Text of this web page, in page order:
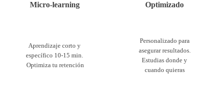
Micro-learning
Aprendizaje corto y
específico 10-15 min.
Optimiza tu retención
Optimizado
Personalizado para
asegurar resultados.
Estudias donde y
cuando quieras